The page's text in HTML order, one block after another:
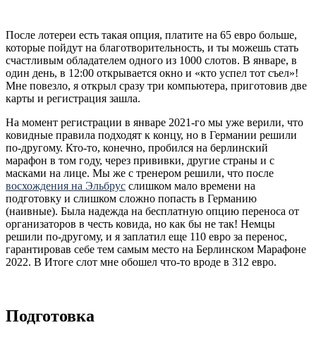
После лотереи есть такая опция, платите на 65 евро больше,
которые пойдут на благотворительность, и ты можешь стать
счастливым обладателем одного из 1000 слотов. В январе, в
один день, в 12:00 открывается окно и «кто успел тот съел»!
Мне повезло, я открыл сразу три компьютера, приготовив две
карты и регистрация зашла.
На момент регистрации в январе 2021-го мы уже верили, что
ковидные правила подходят к концу, но в Германии решили
по-другому. Кто-то, конечно, пробился на берлинский
марафон в том году, через прививки, другие страны и с
масками на лице. Мы же с тренером решили, что после
восхождения на Эльбрус слишком мало времени на
подготовку и слишком сложно попасть в Германию
(наивные). Была надежда на бесплатную опцию переноса от
организаторов в честь ковида, но как бы не так! Немцы
решили по-другому, и я заплатил еще 110 евро за перенос,
гарантировав себе тем самым место на Берлинском Марафоне
2022. В Итоге слот мне обошел что-то вроде в 312 евро.
Подготовка